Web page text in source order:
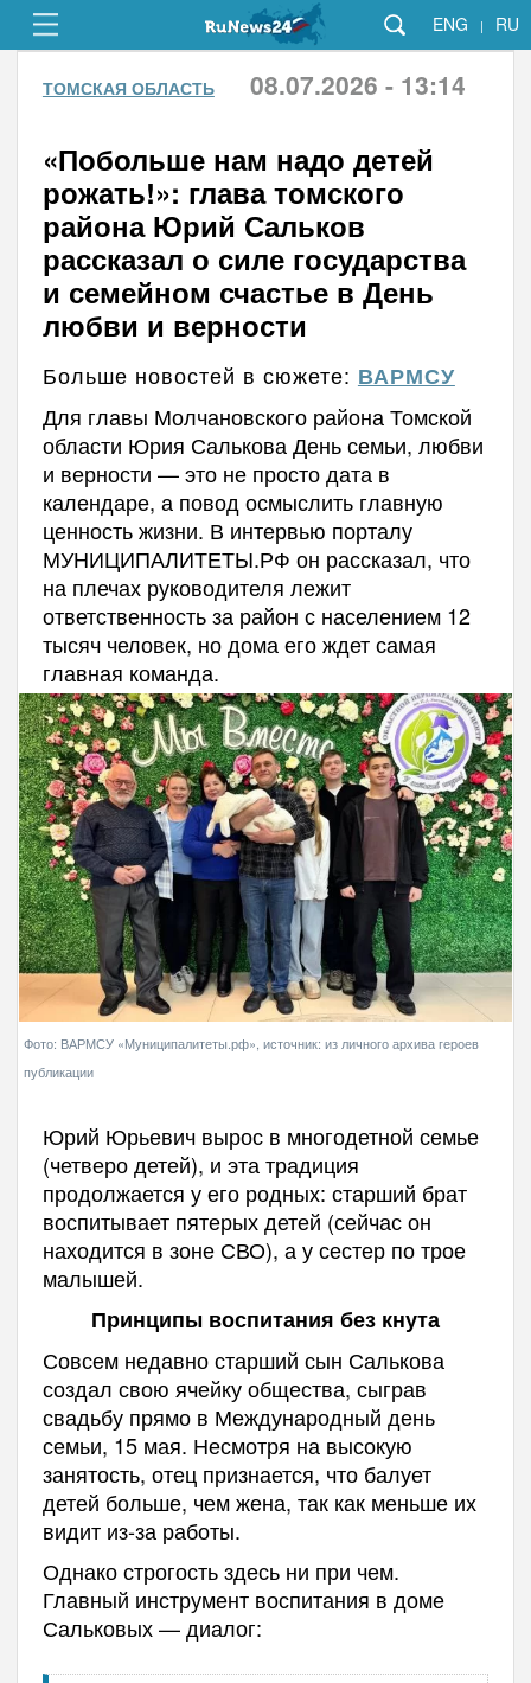
ENG | RU
ТОМСКАЯ ОБЛАСТЬ 08.07.2026 - 13:14
«Побольше нам надо детей
рожать!»: глава томского
района Юрий Сальков
рассказал о силе государства
и семейном счастье в День
любви и верности
Больше новостей в сюжете: ВАРМСУ
Для главы Молчановского района Томской
области Юрия Салькова День семьи, любви
и верности — это не просто дата в
календаре, а повод осмыслить главную
ценность жизни. В интервью порталу
МУНИЦИПАЛИТЕТЫ.РФ он рассказал, что
на плечах руководителя лежит
ответственность за район с населением 12
тысяч человек, но дома его ждет самая
главная команда.
Фото: ВАРМСУ «Муниципалитеты.рф», источник: из личного архива героев
публикации
Юрий Юрьевич вырос в многодетной семье
(четверо детей), и эта традиция
продолжается у его родных: старший брат
воспитывает пятерых детей (сейчас он
находится в зоне СВО), а у сестер по трое
малышей.
Принципы воспитания без кнута
Совсем недавно старший сын Салькова
создал свою ячейку общества, сыграв
свадьбу прямо в Международный день
семьи, 15 мая. Несмотря на высокую
занятость, отец признается, что балует
детей больше, чем жена, так как меньше их
видит из-за работы.
Однако строгость здесь ни при чем.
Главный инструмент воспитания в доме
Сальковых — диалог: